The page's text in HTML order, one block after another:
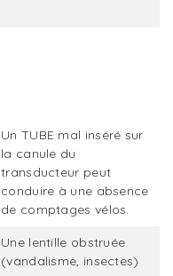
Un TUBE mal inséré sur
la canule du
transducteur peut
conduire à une absence
de comptages vélos.
Une lentille obstruée
(vandalisme, insectes)